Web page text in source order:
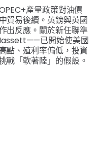
產量政策對油價
貿易後續。英鎊與英國
出反應。關於新任聯準
已開始使美國
點、殖利率偏低，投資
戰「軟著陸」的假設。